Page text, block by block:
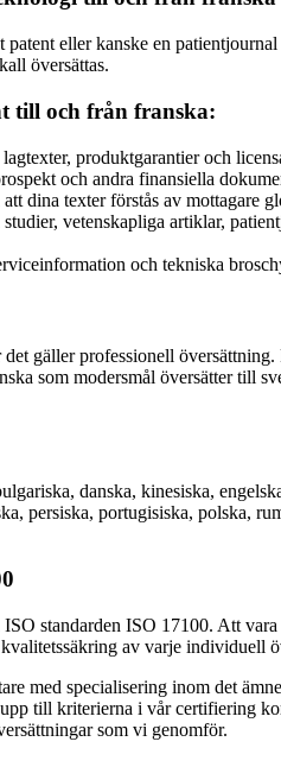
eller kanske en
översättas.
till och från franska:
produktgarantier och
och andra finansiella
dina texter förstås av mottagare
vetenskapliga artiklar,
och tekniska
gäller professionell
som modersmål översätter till
danska, kinesiska,
persiska, portugisiska, polska,
standarden ISO 17100. Att
av varje individuell
med specialisering inom det
till kriterierna i vår certifiering
som vi genomför.